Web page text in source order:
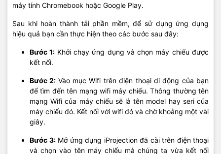
máy tính Chromebook hoặc Google Play.
Sau khi hoàn thành tải phần mềm, để sử dụng ứng dụng
hiệu quả bạn cần thực hiện theo các bước sau đây:
Bước 1: Khởi chạy ứng dụng và chọn máy chiếu được
kết nối.
Bước 2: Vào mục Wifi trên điện thoại di động của bạn
để tìm đến tên mạng wifi máy chiếu. Thông thường tên
mạng Wifi của máy chiếu sẽ là tên model hay seri của
máy chiếu đó. Kết nối với wifi đó và chờ khoảng một vài
giây.
Bước 3:Mở ứng dụng iProjection đã cài trên điện thoại
và chọn vào tên máy chiếu mà chúng ta vừa kết nối